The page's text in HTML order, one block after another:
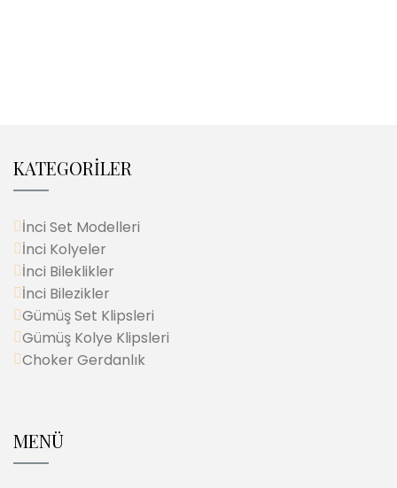
KATEGORİLER
İnci Set Modelleri
İnci Kolyeler
İnci Bileklikler
İnci Bilezikler
Gümüş Set Klipsleri
Gümüş Kolye Klipsleri
Choker Gerdanlık
MENÜ